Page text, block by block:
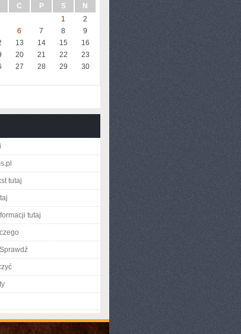
C P S
N
1
2
6 7 8
9
13 14 15
16
20 21 22
23
27 28 29
30
tutaj
tutaj